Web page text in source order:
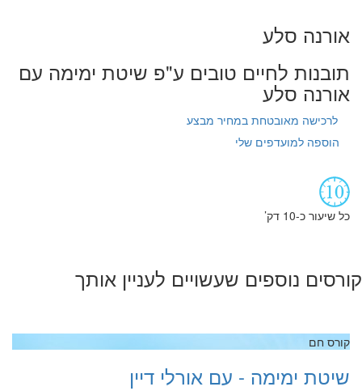
אורנה סלע
תובנות לחיים טובים ע"פ שיטת ימימה עם
אורנה סלע
לרכישה מאובטחת במחיר מבצע
הוספה למועדפים שלי
כל שיעור כ-10 דק’
קורסים נוספים שעשויים לעניין אותך
קורס חם
שיטת ימימה - עם אורלי דיין